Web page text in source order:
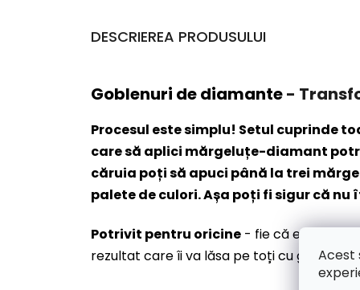
Acest
DESCRIEREA PRODUSULUI
Goblenuri de diamante-
Procesul este simplu! Setul cuprinde
care să aplici mărgeluțe-diamant
căruia poți să apuci până la trei
palete de culori. Așa poți fi sigur că
Potrivit pentru oricine - fie că ești artist
rezultat care îi va lăsa pe toți cu gura